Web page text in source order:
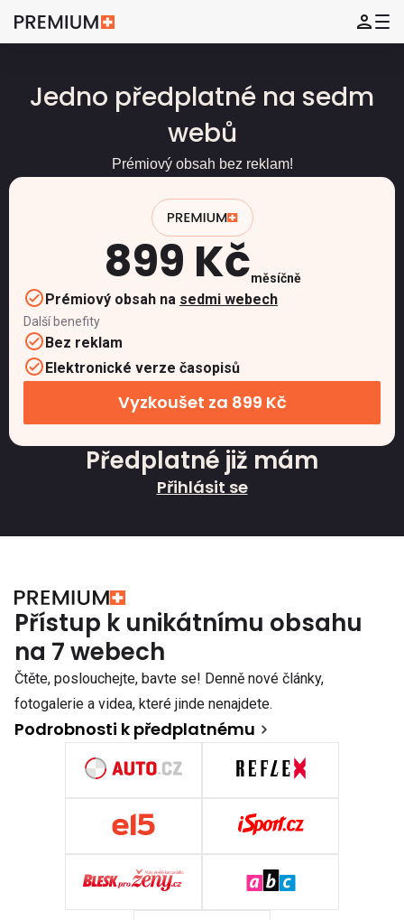
Jedno předplatné na sedm
webů
Prémiový obsah bez reklam!
899 Kčměsíčně
Prémiový obsah na sedmi webech
Další benefity
Bez reklam
Elektronické verze časopisů
Vyzkoušet za 899 Kč
Předplatné již mám
Přihlásit se
Přístup k unikátnímu obsahu
na 7 webech
Čtěte, poslouchejte, bavte se! Denně nové články,
fotogalerie a videa, které jinde nenajdete.
Podrobnosti k předplatnému